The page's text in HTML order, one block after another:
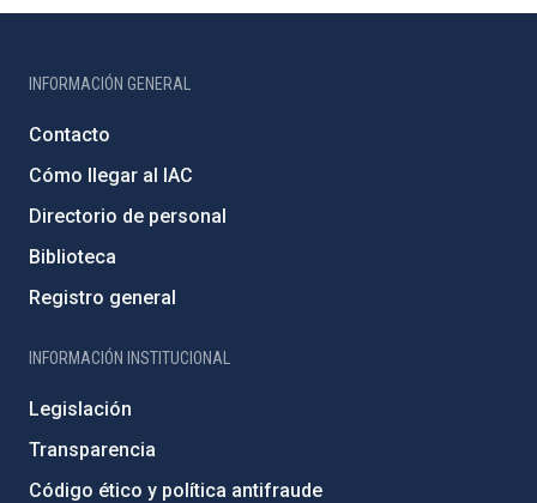
INFORMACIÓN GENERAL
Contacto
Cómo llegar al IAC
Directorio de personal
Biblioteca
Registro general
INFORMACIÓN INSTITUCIONAL
Legislación
Transparencia
Código ético y política antifraude